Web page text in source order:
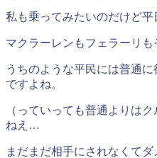
私も乗ってみたいのだけど平
マクラーレンもフェラーリも
うちのような平民には普通
ですよね。
（っていっても普通よりは
ねえ…
まだまだ相手にされなくてダ